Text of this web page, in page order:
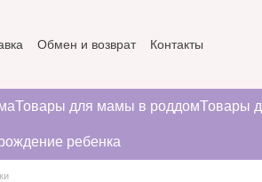
Обмен и возврат
Контакты
Товары для мамы в роддомТовары
ребенка